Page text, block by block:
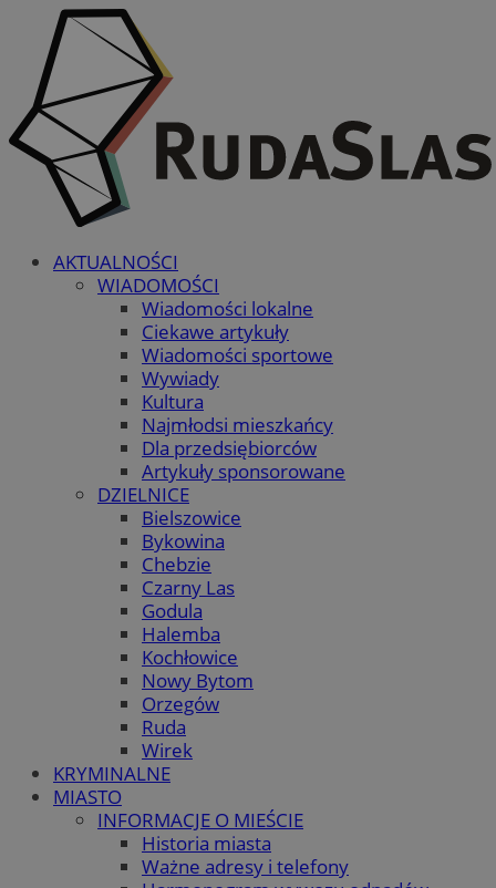
AKTUALNOŚCI
WIADOMOŚCI
Wiadomości lokalne
Ciekawe artykuły
Wiadomości sportowe
Wywiady
Kultura
Najmłodsi mieszkańcy
Dla przedsiębiorców
Artykuły sponsorowane
DZIELNICE
Bielszowice
Bykowina
Chebzie
Czarny Las
Godula
Halemba
Kochłowice
Nowy Bytom
Orzegów
Ruda
Wirek
KRYMINALNE
MIASTO
INFORMACJE O MIEŚCIE
Historia miasta
Ważne adresy i telefony